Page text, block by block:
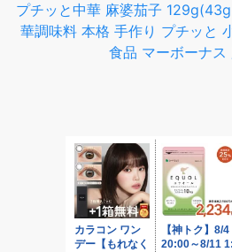
プチッと中華 麻婆茄子
華調味料 本格 手作り プチッと
食品 マーボーナス